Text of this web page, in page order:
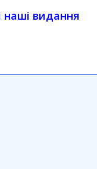
наші видання